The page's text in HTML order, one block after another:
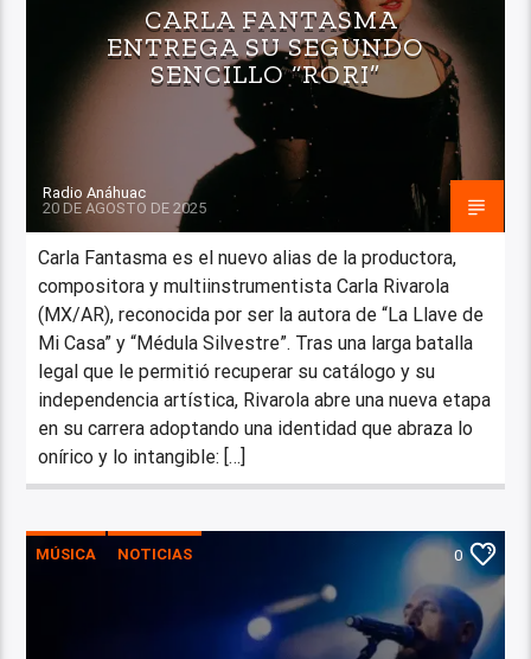
CARLA FANTASMA
ENTREGA SU SEGUNDO
SENCILLO “RORI”
Radio Anáhuac
20 DE AGOSTO DE 2025
Carla Fantasma es el nuevo alias de la productora,
compositora y multiinstrumentista Carla Rivarola
(MX/AR), reconocida por ser la autora de “La Llave de
Mi Casa” y “Médula Silvestre”. Tras una larga batalla
legal que le permitió recuperar su catálogo y su
independencia artística, Rivarola abre una nueva etapa
en su carrera adoptando una identidad que abraza lo
onírico y lo intangible: […]
MÚSICA NOTICIAS 0